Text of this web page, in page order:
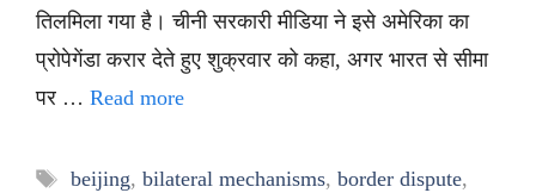
तिलमिला गया है। चीनी सरकारी मीडिया ने इसे अमेरिका का
प्रोपेगेंडा करार देते हुए शुक्रवार को कहा, अगर भारत से सीमा
पर … Read more
Tags
beijing, bilateral mechanisms, border dispute,